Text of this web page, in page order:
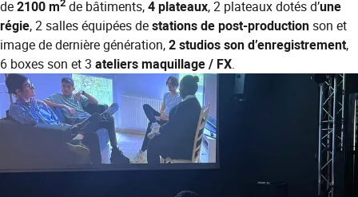
de2100 m de bâtiments,4 plateaux, 2 plateaux dotés d’une
régie, 2 salles équipées destations de post-productionson et
image de dernière génération,2 studios son d’enregistrement,
6 boxes son et 3 ateliers maquillage / FX.